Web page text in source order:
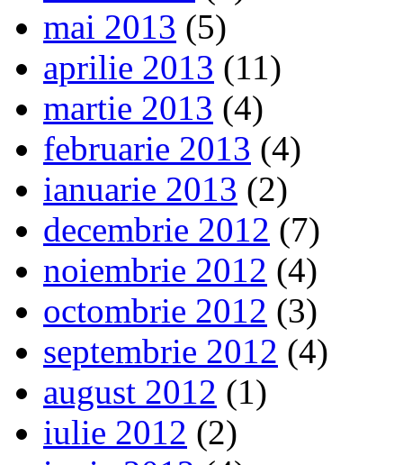
mai 2013 (5)
aprilie 2013 (11)
martie 2013 (4)
februarie 2013 (4)
ianuarie 2013 (2)
decembrie 2012 (7)
noiembrie 2012 (4)
octombrie 2012 (3)
septembrie 2012 (4)
august 2012 (1)
iulie 2012 (2)